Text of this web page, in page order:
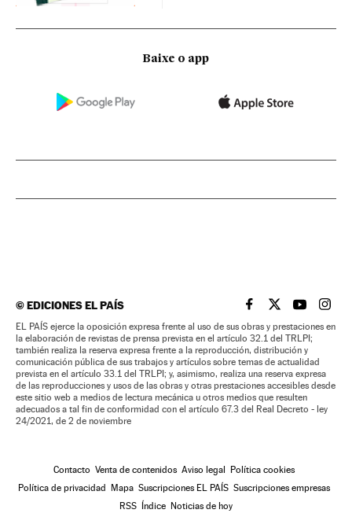
Baixe o app
©EDICIONES EL PAÍS EL PAÍS BRASIL EN
EL PAÍSEL PAÍS
EL
EL PAÍS ejerce la oposición expresa frente al uso de sus obras y prestaciones en
la elaboración de revistas de prensa prevista en el artículo 32.1 del TRLPI;
también realiza la reserva expresa frente a la reproducción, distribución y
comunicación pública de sus trabajos y artículos sobre temas de actualidad
prevista en el artículo 33.1 del TRLPI; y, asimismo, realiza una reserva expresa
de las reproducciones y usos de las obras y otras prestaciones accesibles desde
este sitio web a medios de lectura mecánica u otros medios que resulten
adecuados a tal fin de conformidad con el artículo 67.3 del Real Decreto - ley
24/2021, de 2 de noviembre
Contacto Venta de contenidos Aviso legal
Política cookies
Política de privacidad
Mapa Suscripciones EL PAÍS Suscripciones empresas
RSS
Índice Noticias de hoy